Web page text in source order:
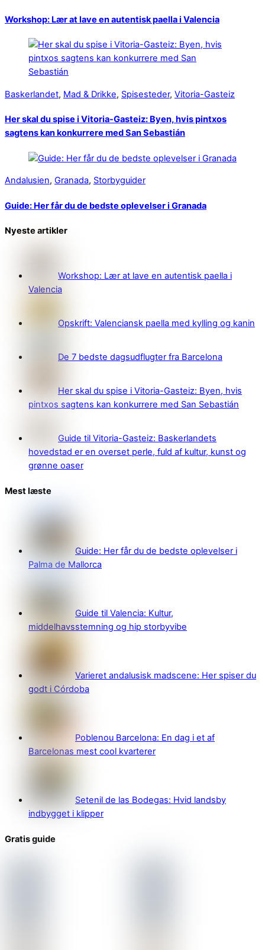
Workshop: Lær at lave en autentisk paella i Valencia
Baskerlandet, Mad & Drikke, Spisesteder, Vitoria-Gasteiz
Her skal du spise i Vitoria-Gasteiz: Byen, hvis pintxos
sagtens kan konkurrere med San Sebastián
Andalusien, Granada, Storbyguider
Guide: Her får du de bedste oplevelser i Granada
Nyeste artikler
Workshop: Lær at lave en autentisk paella i
Valencia
Opskrift: Valenciansk paella med kylling og kanin
De 7 bedste dagsudflugter fra Barcelona
Her skal du spise i Vitoria-Gasteiz: Byen, hvis
pintxos sagtens kan konkurrere med San Sebastián
Guide til Vitoria-Gasteiz: Baskerlandets
hovedstad er en overset perle, fuld af kultur, kunst og
grønne oaser
Mest læste
Guide: Her får du de bedste oplevelser i
Palma de Mallorca
Guide til Valencia: Kultur,
middelhavsstemning og hip storbyvibe
Varieret andalusisk madscene: Her spiser du
godt i Córdoba
Poblenou Barcelona: En dag i et af
Barcelonas mest cool kvarterer
Setenil de las Bodegas: Hvid landsby
indbygget i klipper
Gratis guide